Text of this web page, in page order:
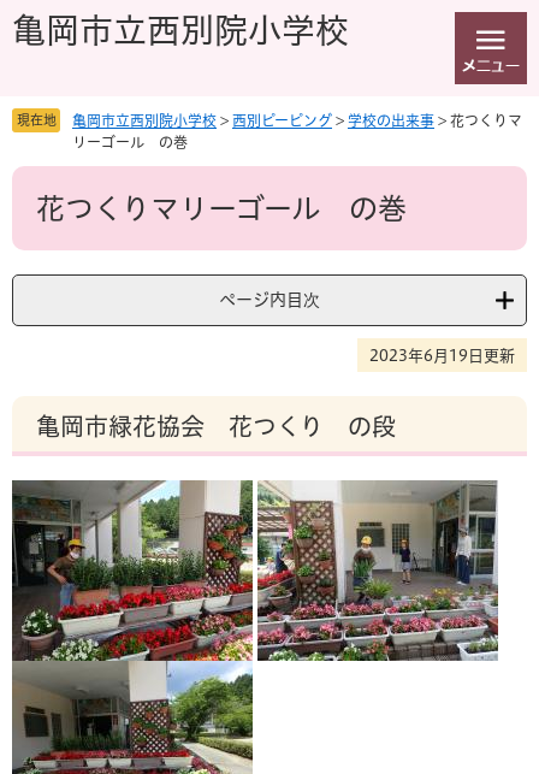
先
を
本
亀岡市立西別院小学校
現在地 亀岡市立西別院小学校 > 西別ピーピング > 学校の出来事 > 花つくりマ
リーゴール の巻
本
花つくりマリーゴール の巻
ページ内目次
2023年6月19日更新
亀岡市緑花協会 花つくり の段